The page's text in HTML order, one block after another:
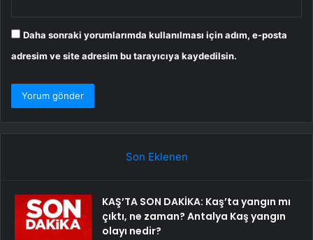
Daha sonraki yorumlarımda kullanılması için adım, e-posta
adresim ve site adresim bu tarayıcıya kaydedilsin.
Son Eklenen
KAŞ’TA SON DAKİKA: Kaş’ta yangın mı
çıktı, ne zaman? Antalya Kaş yangın
olayı nedir?